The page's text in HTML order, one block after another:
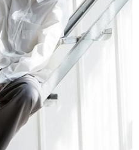
디오 상암